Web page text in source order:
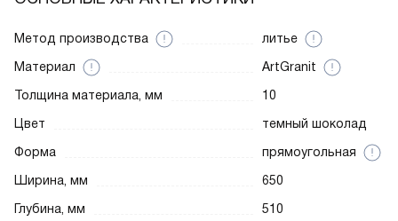
Метод производства
литье
Материал
ArtGranit
Толщина материала, мм
10
Цвет
темный шоколад
Форма
прямоугольная
Ширина, мм
650
Глубина, мм
510